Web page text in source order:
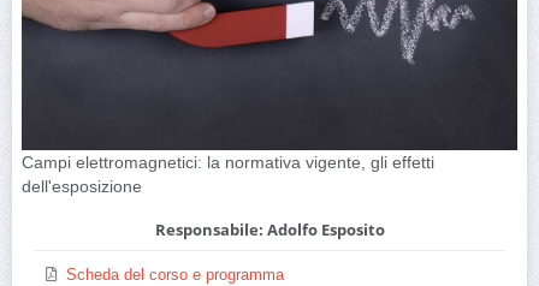
Campi elettromagnetici: la normativa vigente, gli effetti
dell'esposizione
Responsabile: Adolfo Esposito
Scheda del corso e programma